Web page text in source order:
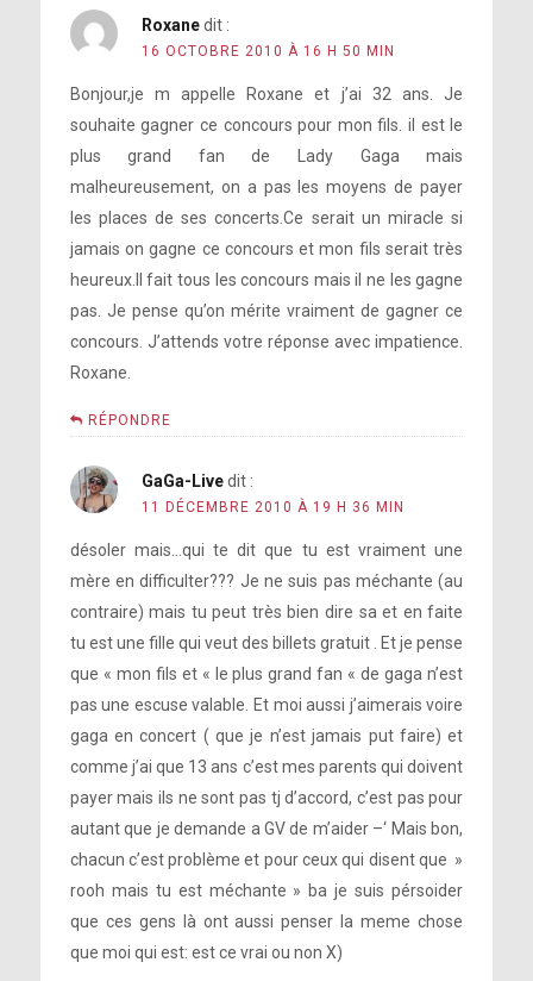
Roxane dit :
16 OCTOBRE 2010 À 16 H 50 MIN
Bonjour,je m appelle Roxane et j’ai 32 ans. Je
souhaite gagner ce concours pour mon fils. il est le
plus grand fan de Lady Gaga mais
malheureusement, on a pas les moyens de payer
les places de ses concerts.Ce serait un miracle si
jamais on gagne ce concours et mon fils serait très
heureux.Il fait tous les concours mais il ne les gagne
pas. Je pense qu’on mérite vraiment de gagner ce
concours. J’attends votre réponse avec impatience.
Roxane.
RÉPONDRE
GaGa-Live dit :
11 DÉCEMBRE 2010 À 19 H 36 MIN
désoler mais…qui te dit que tu est vraiment une
mère en difficulter??? Je ne suis pas méchante (au
contraire) mais tu peut très bien dire sa et en faite
tu est une fille qui veut des billets gratuit . Et je pense
que « mon fils et « le plus grand fan « de gaga n’est
pas une escuse valable. Et moi aussi j’aimerais voire
gaga en concert ( que je n’est jamais put faire) et
comme j’ai que 13 ans c’est mes parents qui doivent
payer mais ils ne sont pas tj d’accord, c’est pas pour
autant que je demande a GV de m’aider –‘ Mais bon,
chacun c’est problème et pour ceux qui disent que »
rooh mais tu est méchante » ba je suis pérsoider
que ces gens là ont aussi penser la meme chose
que moi qui est: est ce vrai ou non X)